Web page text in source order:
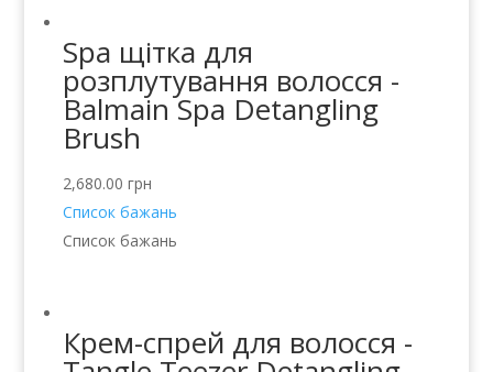
Spa щітка для
розплутування волосся -
Balmain Spa Detangling
Brush
2,680.00 грн
Список бажань
Список бажань
Крем-спрей для волосся -